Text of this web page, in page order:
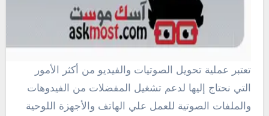
تعتبر عملية تحويل الصوتيات والفيديو من أكثر الأمور
التي نحتاج إليها لدعم تشغيل المفضلات من الفيدوهات
والملفات الصوتية للعمل علي الهاتف والأجهزة اللوحية